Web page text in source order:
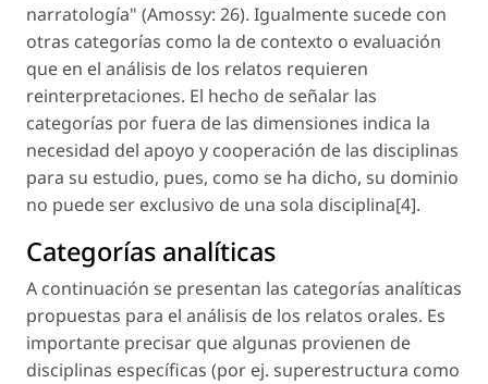
narratología" (Amossy: 26). Igualmente sucede con
otras categorías como la de contexto o evaluación
que en el análisis de los relatos requieren
reinterpretaciones. El hecho de señalar las
categorías por fuera de las dimensiones indica la
necesidad del apoyo y cooperación de las disciplinas
para su estudio, pues, como se ha dicho, su dominio
no puede ser exclusivo de una sola disciplina[4].
Categorías analíticas
A continuación se presentan las categorías analíticas
propuestas para el análisis de los relatos orales. Es
importante precisar que algunas provienen de
disciplinas específicas (por ej. superestructura como